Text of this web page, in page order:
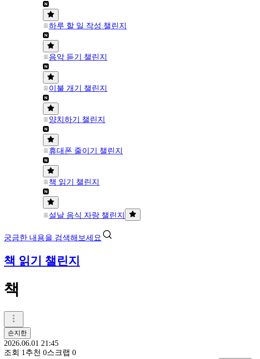
하루 할 일 작성 챌린지
음악 듣기 챌린지
이불 개기 챌린지
양치하기 챌린지
휴대폰 줄이기 챌린지
책 읽기 챌린지
설날 음식 자랑 챌린지
궁금한 내용을 검색해보세요
책 읽기 챌린지
책
손지한
2026.06.01 21:45
조회 1 추천 0스크랩 0